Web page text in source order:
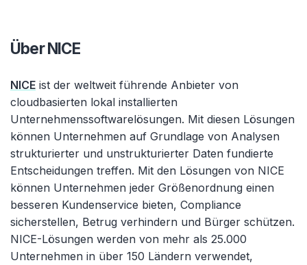
Über NICE
NICE ist der weltweit führende Anbieter von
cloudbasierten lokal installierten
Unternehmenssoftwarelösungen. Mit diesen Lösungen
können Unternehmen auf Grundlage von Analysen
strukturierter und unstrukturierter Daten fundierte
Entscheidungen treffen. Mit den Lösungen von NICE
können Unternehmen jeder Größenordnung einen
besseren Kundenservice bieten, Compliance
sicherstellen, Betrug verhindern und Bürger schützen.
NICE-Lösungen werden von mehr als 25.000
Unternehmen in über 150 Ländern verwendet,